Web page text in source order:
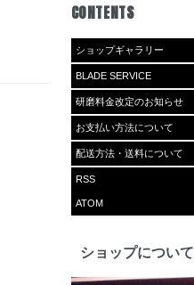
CONTENTS
ショップギャラリー
BLADE SERVICE
研磨料金改定のお知らせ
お支払い方法について
配送方法・送料について
RSS
ATOM
ショップについて